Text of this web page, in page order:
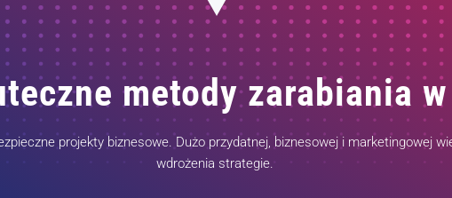
metody zarabiania
projekty biznesowe. Dużo przydatnej, biznesowej i marketingowej
wdrożenia strategie.